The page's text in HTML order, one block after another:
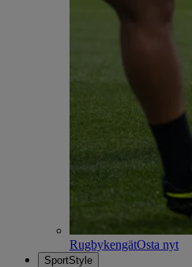
RugbykengätOsta nyt
SportStyle